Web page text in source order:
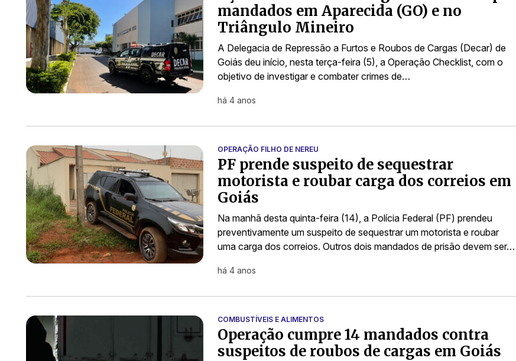
mandados em Aparecida (GO) e no
Triângulo Mineiro
A Delegacia de Repressão a Furtos e Roubos de Cargas (Decar) de
Goiás deu início, nesta terça-feira (5), a Operação Checklist, com o
objetivo de investigar e combater crimes de…
há 4 anos
OPERAÇÃO FILHO DE NEREU
PF prende suspeito de sequestrar
motorista e roubar carga dos correios em
Goiás
Na manhã desta quinta-feira (14), a Polícia Federal (PF) prendeu
preventivamente um suspeito de sequestrar um motorista e roubar
uma carga dos correios. Outros dois mandados de prisão devem ser…
há 4 anos
COMBUSTÍVEIS E ALIMENTOS
Operação cumpre 14 mandados contra
suspeitos de roubos de cargas em Goiás